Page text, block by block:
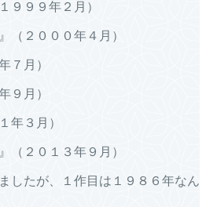
９９９年２月）
（２０００年４月）
７月）
９月）
年３月）
（２０１３年９月）
したが、１作目は１９８６年なん